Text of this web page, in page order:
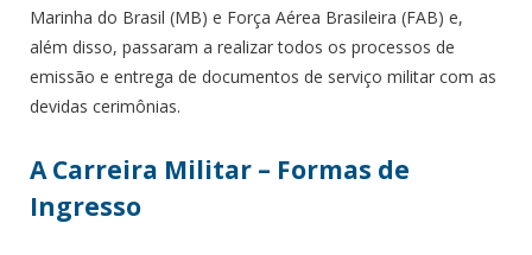
Marinha do Brasil (MB) e Força Aérea Brasileira (FAB) e,
além disso, passaram a realizar todos os processos de
emissão e entrega de documentos de serviço militar com as
devidas cerimônias.
A Carreira Militar – Formas de
Ingresso